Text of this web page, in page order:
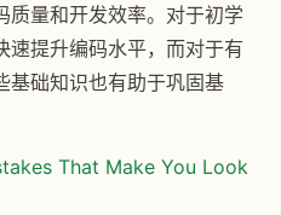
质量和开发效率。对于初学
速提升编码水平，而对于有
基础知识也有助于巩固基
That Make You Look